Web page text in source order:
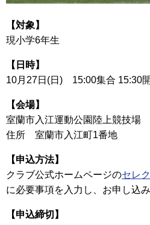
【対象】
現小学6年生
【日時】
10月27日(日) 15:00集合 15:30
【会場】
室蘭市入江運動公園陸上競技場
住所 室蘭市入江町1番地
【申込方法】
クラブ公式ホームページのセレ
に必要事項を入力し、お申し込み
【申込締切】